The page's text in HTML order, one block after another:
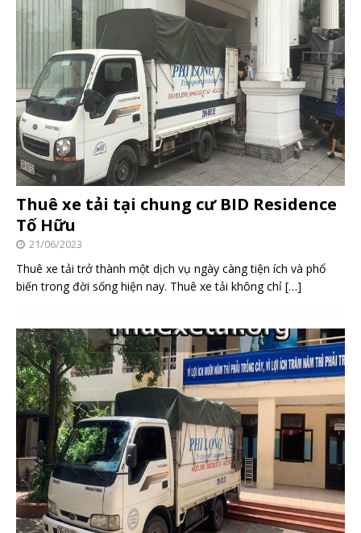
Thuê xe tải tại chung cư BID Residence
Tố Hữu
21/06/2023
Thuê xe tải trở thành một dịch vụ ngày càng tiện ích và phổ
biến trong đời sống hiện nay. Thuê xe tải không chỉ […]